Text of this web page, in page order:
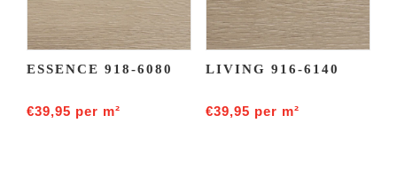
ESSENCE 918-6080
€39,95 per m²
LIVING 916-6140
€39,95 per m²